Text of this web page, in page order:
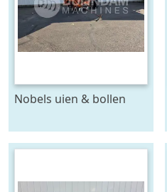
Nobels uien & bollen
voor 120 cm bedden